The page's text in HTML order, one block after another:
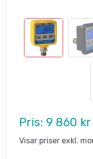
Pris: 9 860 kr
Visar priser exkl.